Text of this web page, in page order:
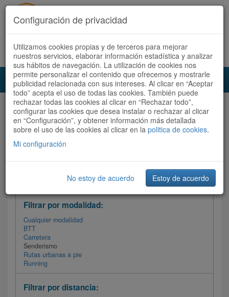
Acceder Registrate ahora Español | Català
Audioruta Todas las rutas
Todas las rutas
Ordenar por: Más recientes /
Filtrar las rutas
Filtrar por modalidad:
Cualquier modalidad
BTT
Carretera
Senderismo
Rutas urbanas a pie
Running
Filtrar por distancia:
Configuración de privacidad
Utilizamos cookies propias y de terceros para mejorar
nuestros servicios, elaborar información estadística y analizar
sus hábitos de navegación. La utilización de cookies nos
permite personalizar el contenido que ofrecemos y mostrarle
publicidad relacionada con sus intereses. Al clicar en “Aceptar
todo” acepta el uso de todas las cookies. También puede
rechazar todas las cookies al clicar en “Rechazar todo”,
configurar las cookies que desea instalar o rechazar al clicar
en “Configuración”, y obtener información más detallada
sobre el uso de las cookies al clicar en la politica de cookies.
Mi configuración
No estoy de acuerdo Estoy de acuerdo